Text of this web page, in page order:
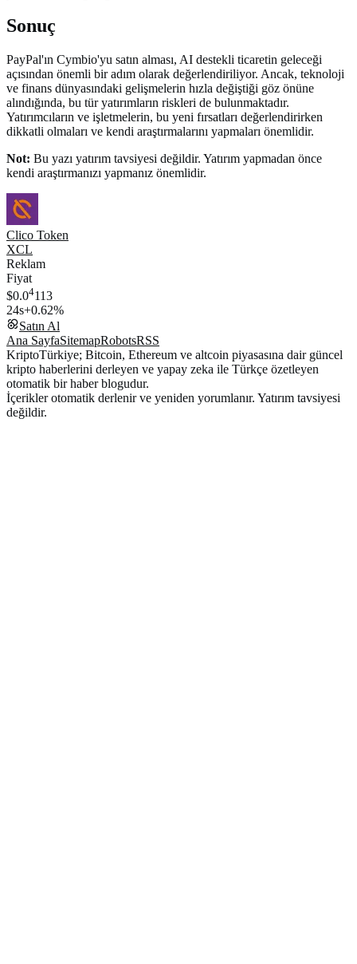
Sonuç
PayPal'ın Cymbio'yu satın alması, AI destekli ticaretin geleceği
açısından önemli bir adım olarak değerlendiriliyor. Ancak, teknoloji
ve finans dünyasındaki gelişmelerin hızla değiştiği göz önüne
alındığında, bu tür yatırımların riskleri de bulunmaktadır.
Yatırımcıların ve işletmelerin, bu yeni fırsatları değerlendirirken
dikkatli olmaları ve kendi araştırmalarını yapmaları önemlidir.
Not: Bu yazı yatırım tavsiyesi değildir. Yatırım yapmadan önce
kendi araştırmanızı yapmanız önemlidir.
Clico Token
XCL
Reklam
Fiyat
$0.04113
24s+0.62%
Satın Al
Ana SayfaSitemapRobotsRSS
KriptoTürkiye; Bitcoin, Ethereum ve altcoin piyasasına dair güncel
kripto haberlerini derleyen ve yapay zeka ile Türkçe özetleyen
otomatik bir haber blogudur.
İçerikler otomatik derlenir ve yeniden yorumlanır. Yatırım tavsiyesi
değildir.